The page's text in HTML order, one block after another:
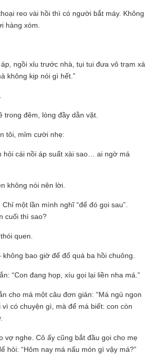
reo vài hồi thì có người bắt máy. Không
hàng xóm.
ngồi xỉu trước nhà, tụi tui đưa vô trạm xá
không kịp nói gì hết.”
trong đêm, lòng đầy dằn vặt.
tôi, mỉm cười nhẹ:
hỏi cái nồi áp suất xài sao… ai ngờ má
không nói nên lời.
một lần mình nghĩ “để đó gọi sau”.
cuối thì sao?
quen.
bao giờ để đổ quá ba hồi chuông.
“Con đang họp, xíu gọi lại liền nha má.”
cho má một câu đơn giản: “Má ngủ ngon
vì có chuyện gì, mà để má biết: con còn
vợ nghe. Cô ấy cũng bắt đầu gọi cho mẹ
hỏi: “Hôm nay má nấu món gì vậy má?”